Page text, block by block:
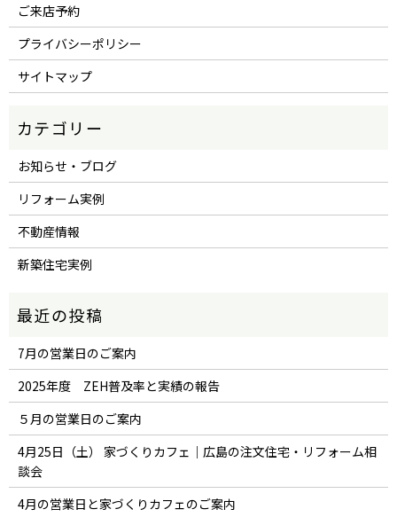
ご来店予約
プライバシーポリシー
サイトマップ
お知らせ・ブログ
リフォーム実例
不動産情報
新築住宅実例
7月の営業日のご案内
2025年度 ZEH普及率と実績の報告
５月の営業日のご案内
4月25日（土） 家づくりカフェ｜広島の注文住宅・リフォーム相
談会
4月の営業日と家づくりカフェのご案内